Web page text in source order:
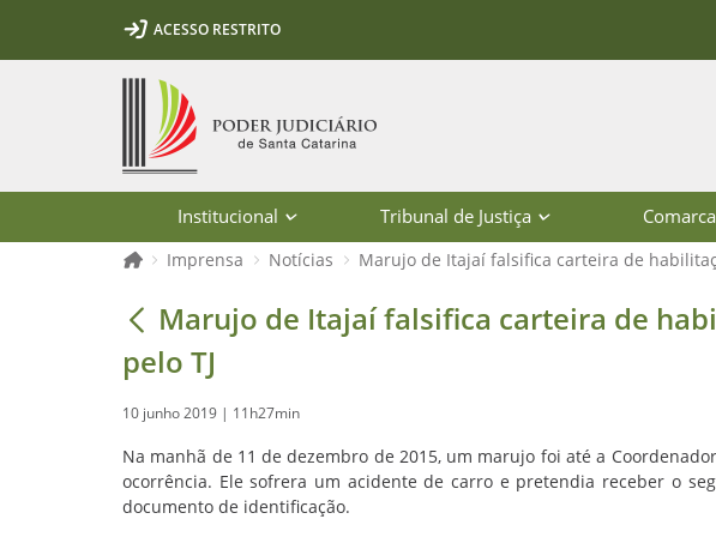
Ir para o conteúdo
Ir para a ferramenta de acessibilidade - Rybená
Ir para o menu principal
Ir para a pesquisa
Ir para o rodapé
Ir para a página inicialACESSO RESTRITO
Institucional Tribunal de Justiça
Página inicial
Imprensa Notícias Marujo de Itajaí falsifica carteira de
Marujo de Itajaí falsifica carteira de habilitação
Marujo de Itajaí falsifica carteira de
pelo TJ
10 junho 2019 | 11h27min
Na manhã de 11 de dezembro de 2015, um marujo foi até a
ocorrência. Ele sofrera um acidente de carro e pretendia receber o
documento de identificação.